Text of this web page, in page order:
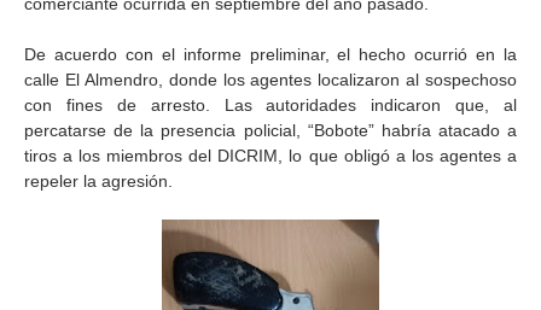
De acuerdo con el informe preliminar, el hecho ocurrió en la
calle El Almendro, donde los agentes localizaron al sospechoso
con fines de arresto. Las autoridades indicaron que, al
percatarse de la presencia policial, “Bobote” habría atacado a
tiros a los miembros del DICRIM, lo que obligó a los agentes a
repeler la agresión.